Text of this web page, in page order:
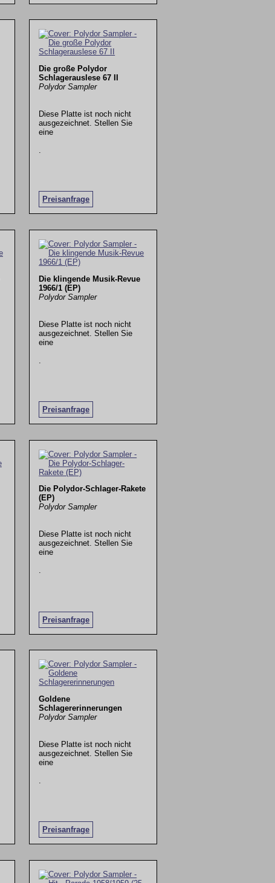
Die große Polydor
Schlagerauslese 67 II
Polydor Sampler
Diese Platte ist noch nicht
ausgezeichnet. Stellen Sie
eine
Preisanfrage
.
Die klingende Musik-Revue
1966/1 (EP)
Polydor Sampler
Diese Platte ist noch nicht
ausgezeichnet. Stellen Sie
eine
Preisanfrage
Die Polydor-Schlager-Rakete
(EP)
Polydor Sampler
Diese Platte ist noch nicht
ausgezeichnet. Stellen Sie
eine
Preisanfrage
.
Goldene
Schlagererinnerungen
Polydor Sampler
Diese Platte ist noch nicht
ausgezeichnet. Stellen Sie
eine
Preisanfrage